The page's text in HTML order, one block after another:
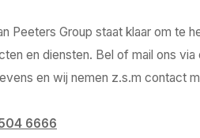
Peeters Group staat klaar om te
en diensten. Bel of mail ons via
en wij nemen z.s.m contact
6666